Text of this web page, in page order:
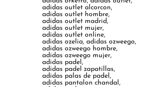
adidas outlet alcorcon,
adidas outlet hombre,
adidas outlet madrid,
adidas outlet mujer,
adidas outlet online,
adidas ozelia,adidas ozweego,
adidas ozweego hombre,
adidas ozweego mujer,
adidas padel,
adidas padel zapatillas,
adidas palas de padel,
adidas pantalon chandal,